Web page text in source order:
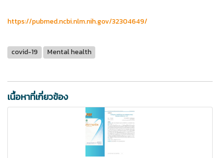
https://pubmed.ncbi.nlm.nih.gov/32304649/
covid-19 Mental health
เนื้อหาที่เกี่ยวข้อง